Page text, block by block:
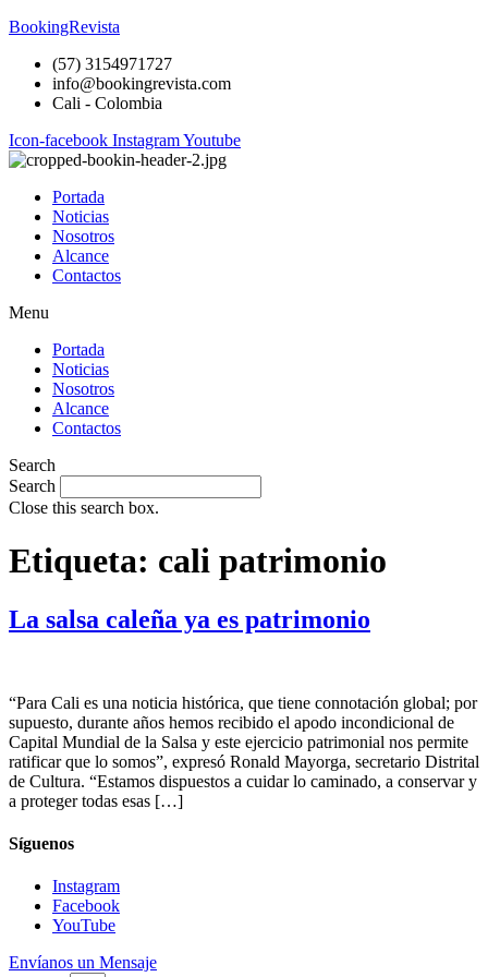
BookingRevista
(57) 3154971727
info@bookingrevista.com
Cali - Colombia
Icon-facebook InstagramYoutube
Portada
Noticias
Nosotros
Alcance
Contactos
Menu
Portada
Noticias
Nosotros
Alcance
Contactos
Search
Search
Close this search box.
Etiqueta: cali patrimonio
La salsa caleña ya es patrimonio
“Para Cali es una noticia histórica, que tiene connotación global; por
supuesto, durante años hemos recibido el apodo incondicional de
Capital Mundial de la Salsa y este ejercicio patrimonial nos permite
ratificar que lo somos”, expresó Ronald Mayorga, secretario Distrital
de Cultura. “Estamos dispuestos a cuidar lo caminado, a conservar y
a proteger todas esas […]
Síguenos
Instagram
Facebook
YouTube
Envíanos un Mensaje